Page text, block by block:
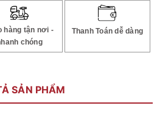
hàng tận nơi -
chóng
Thanh Toán dễ dàng
SẢN PHẨM